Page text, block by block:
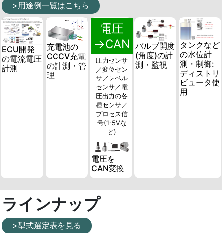
>用途例一覧はこちら
ECU開発
の電流電圧
計測
充電池の
CCCV充電
の計測・管
理
電圧
→CAN
圧力センサ
／変位セン
サ／レベル
センサ／電
圧出力の各
種センサ／
プロセス信
号(1-5Vな
ど)
電圧を
CAN変換
バルブ開度
(角度)の計
測・監視
タンクなど
の水位計
測・制御:
ディストリ
ビュータ使
用
ラインナップ
>型式選定表を見る